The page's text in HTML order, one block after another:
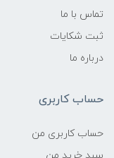
تماس با ما
ثبت شکایات
درباره ما
حساب کاربری
حساب کاربری من